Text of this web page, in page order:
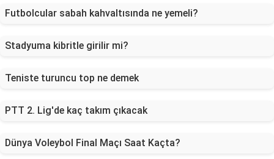
Futbolcular sabah kahvaltısında ne yemeli?
Stadyuma kibritle girilir mi?
Teniste turuncu top ne demek
PTT 2. Lig'de kaç takım çıkacak
Dünya Voleybol Final Maçı Saat Kaçta?